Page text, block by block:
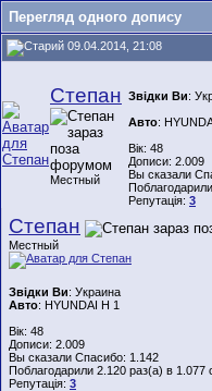
Перегляд одного допису
09.04.2014, 21:08
Степан
Местный
Звідки Ви:
Авто:
Вік: 48
Дописи: 2.009
Вы сказали
Репутація: 3
Степан
Местный
Звідки Ви: Украина
Авто: HYUNDAI H 1
Вік: 48
Дописи: 2.009
Вы сказали Спасибо: 1.142
Поблагодарили 2.120 раз(а) в 1.077
Репутація: 3